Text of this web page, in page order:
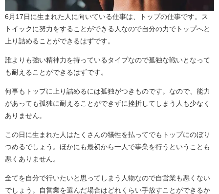
6月17日に生まれた人に向いている仕事は、トップの仕事です。ス
トイックに努力をすることができる人なので自分の力でトップへと
上り詰めることができるはずです。
誰よりも強い精神力を持っているタイプなので孤独な戦いとなって
も耐えることができるはずです。
何事もトップに上り詰めるには孤独がつきものです。なので、能力
があっても孤独に耐えることができずに挫折してしまう人も少なく
ありません。
この日に生まれた人はたくさんの犠牲を払ってでもトップにのぼり
つめるでしょう。ほかにも最初から一人で事業を行うということも
悪くありません。
全てを自分で行いたいと思ってしまう人物なので自営業も悪くない
でしょう。自営業を選んだ場合はどれくらい手放すことができるか